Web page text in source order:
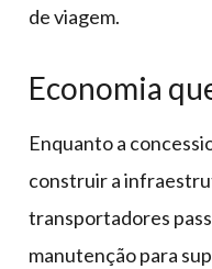
de viagem.
Economia
Enquanto a
construir a
transportadores
manutenção para